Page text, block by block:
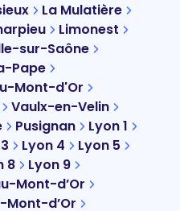
La Mulatière
Limonest
sur-Saône
Pape
Mont-d'Or
Vaulx-en-Velin
Pusignan
Lyon 1
Lyon 4
Lyon 5
8
Lyon 9
Mont-d’Or
d’Or